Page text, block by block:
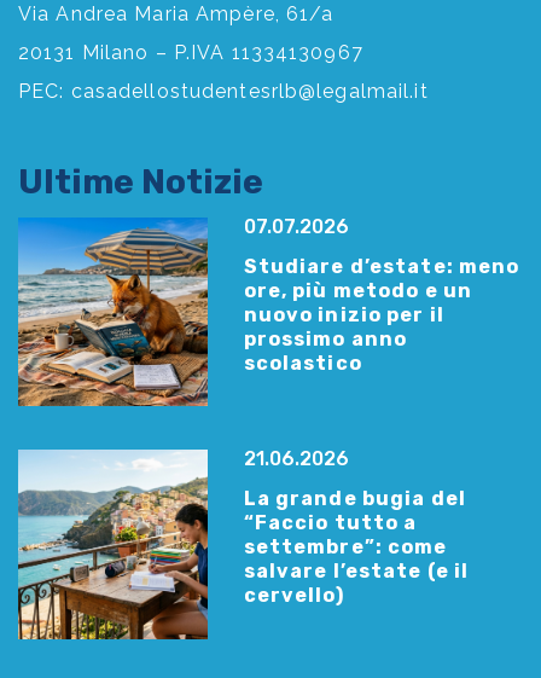
Via Andrea Maria Ampère, 61/a
20131 Milano – P.IVA 11334130967
PEC: casadellostudentesrlb@legalmail.it
Ultime Notizie
07.07.2026
Studiare d’estate: meno
ore, più metodo e un
nuovo inizio per il
prossimo anno
scolastico
21.06.2026
La grande bugia del
“Faccio tutto a
settembre”: come
salvare l’estate (e il
cervello)